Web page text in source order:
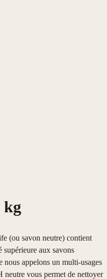
kg
(ou savon neutre) contient
supérieure aux savons
nous appelons un multi-usages
neutre vous permet de nettoyer